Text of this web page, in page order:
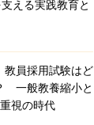
える実践教育と
教員採用試験はど
一般教養縮小と
視の時代